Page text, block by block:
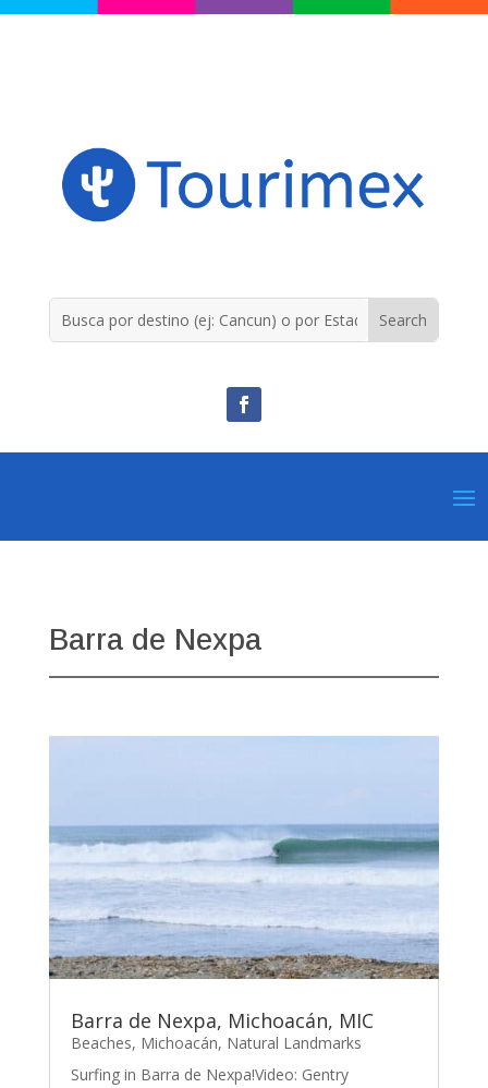
Barra de Nexpa
Barra de Nexpa, Michoacán, MIC
Beaches, Michoacán, Natural Landmarks
Surfing in Barra de Nexpa!Video: Gentry